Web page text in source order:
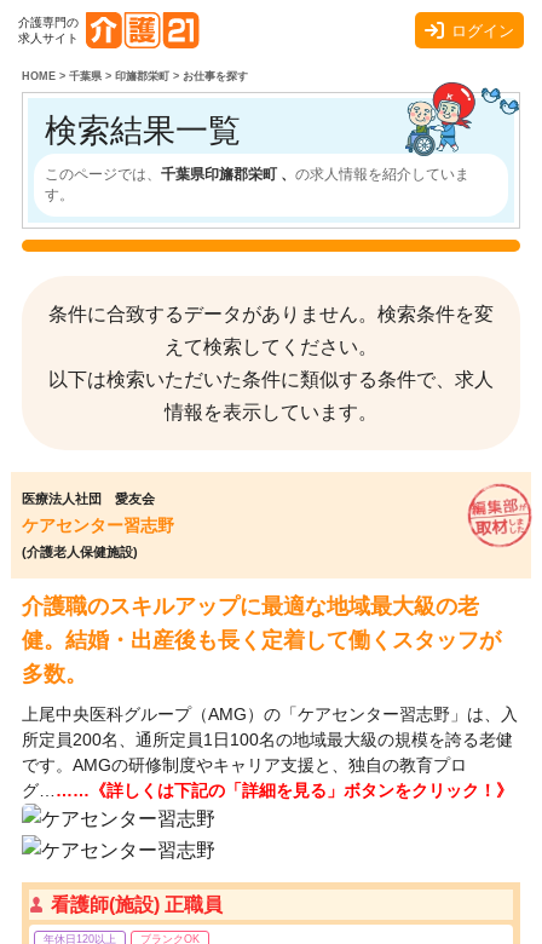
介護専門の
求人サイト
ログイン
HOME> 千葉県> 印旛郡栄町> お仕事を探す
検索結果一覧
このページでは、 千葉県印旛郡栄町 、 の求人情報を紹介していま
す。
条件に合致するデータがありません。検索条件を変
えて検索してください。
以下は検索いただいた条件に類似する条件で、求人
情報を表示しています。
医療法人社団 愛友会
ケアセンター習志野
(介護老人保健施設)
介護職のスキルアップに最適な地域最大級の老
健。結婚・出産後も長く定着して働くスタッフが
多数。
上尾中央医科グループ（AMG）の「ケアセンター習志野」は、入
所定員200名、通所定員1日100名の地域最大級の規模を誇る老健
です。AMGの研修制度やキャリア支援と、独自の教育プロ
グ… ……《詳しくは下記の「詳細を見る」ボタンをクリック！》
看護師(施設) 正職員
年休日120以上 ブランクOK